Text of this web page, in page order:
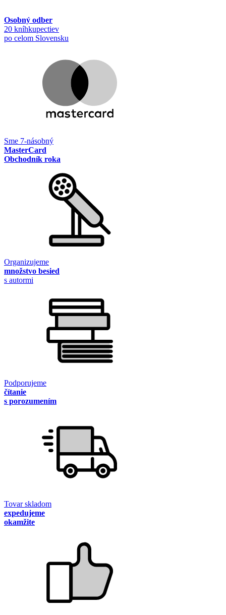
Osobný odber
20 kníhkupectiev
po celom Slovensku
Sme 7-násobný
MasterCard
Obchodník roka
Organizujeme
množstvo besied
s autormi
Podporujeme
čítanie
s porozumením
Tovar skladom
expedujeme
okamžite